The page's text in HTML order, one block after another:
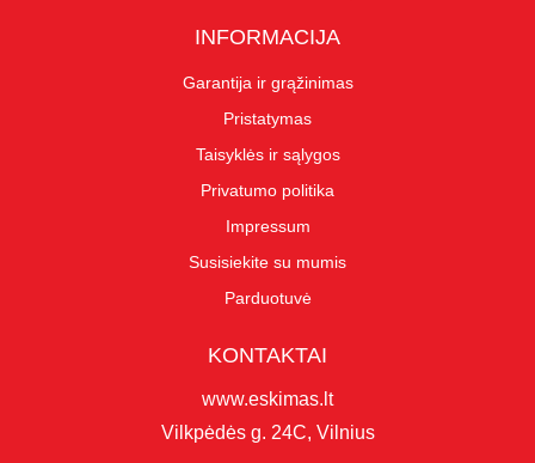
INFORMACIJA
Garantija ir grąžinimas
Pristatymas
Taisyklės ir sąlygos
Privatumo politika
Impressum
Susisiekite su mumis
Parduotuvė
KONTAKTAI
www.eskimas.lt
Vilkpėdės g. 24C, Vilnius